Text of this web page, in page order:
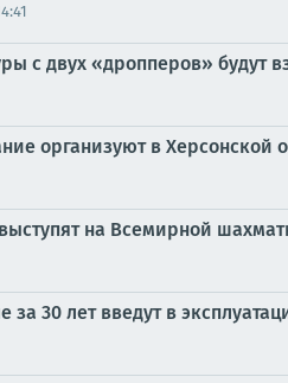
с двух «дропперов» будут
организуют в Херсонской
на Всемирной
за 30 лет введут в